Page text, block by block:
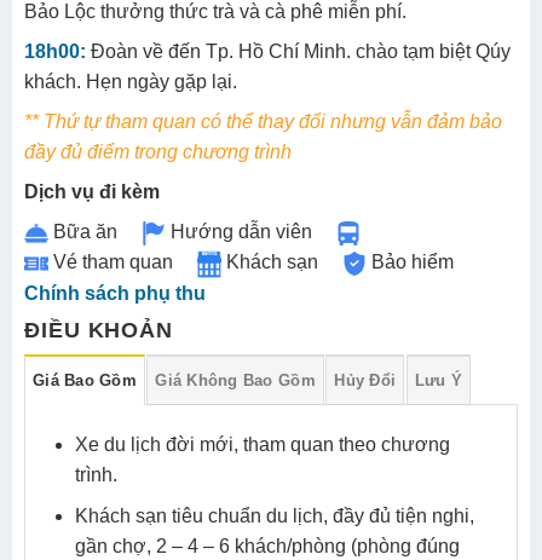
Bảo Lộc thưởng thức trà và cà phê miễn phí.
18h00: Đoàn về đến Tp. Hồ Chí Minh. chào tạm biệt Qúy
khách. Hẹn ngày gặp lại.
** Thứ tự tham quan có thể thay đổi nhưng vẫn đảm bảo
đầy đủ điểm trong chương trình
Dịch vụ đi kèm
Bữa ăn
Hướng dẫn viên
Vé tham quan
Khách sạn
Bảo hiểm
Chính sách phụ thu
ĐIỀU KHOẢN
Giá Bao Gồm Giá Không Bao Gồm Hủy Đổi Lưu Ý
Xe du lịch đời mới, tham quan theo chương
trình.
Khách sạn tiêu chuẩn du lịch, đầy đủ tiện nghi,
gần chợ, 2 – 4 – 6 khách/phòng (phòng đúng